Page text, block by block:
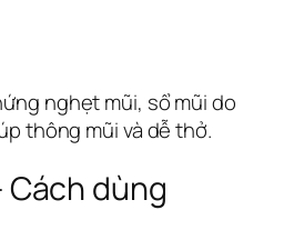
nghẹt mũi, sổ mũi do
thông mũi và dễ thở.
Cách dùng